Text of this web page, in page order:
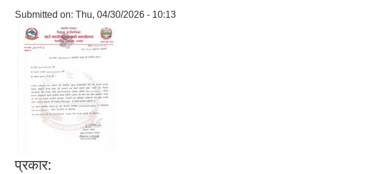
Submitted on: Thu, 04/30/2026 - 10:13
प्रकार: